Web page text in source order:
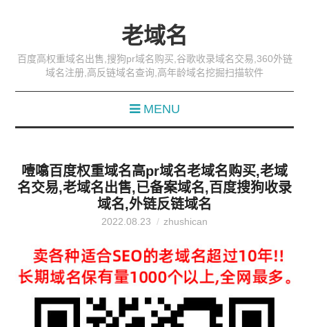
老域名
百度高权重域名出售,搜狗pr域名购买,谷歌收录域名交易,360外链
域名注册,高反链域名查询,高年龄域名挖掘扫描软件
MENU
噎噏百度权重域名高pr域名老域名购买,老域
名交易,老域名出售,已备案域名,百度搜狗收录
域名,外链反链域名
2022.08.23 zhushican